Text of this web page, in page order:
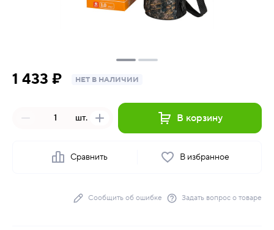
1 433 ₽ НЕТ В НАЛИЧИИ
шт. В корзину
Сравнить В избранное
Сообщить об ошибке Задать вопрос о товаре